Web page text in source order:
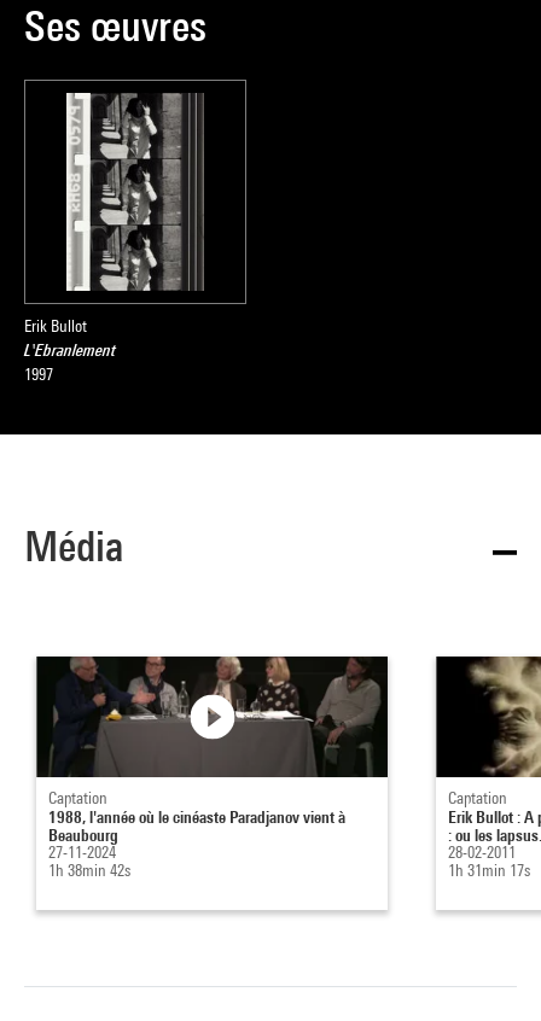
Ses œuvres
Erik Bullot
L'Ebranlement
1997
Média
Captation
1988, l'année où le cinéaste Paradjanov vient à
Beaubourg
27-11-2024
1h 38min 42s
Captation
Erik Bullot : A
: ou les
28-02-2011
1h 31min 17s